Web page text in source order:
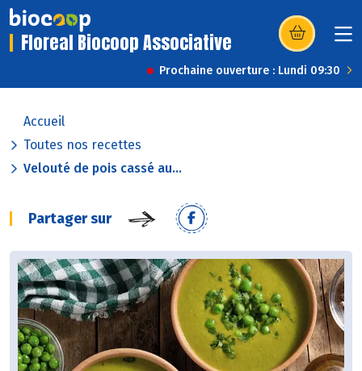
Floreal Biocoop Associative (s’ouvre dans
Prochaine ouverture : Lundi 09:30
Accueil
Toutes nos recettes
Velouté de pois cassé au...
Partager sur